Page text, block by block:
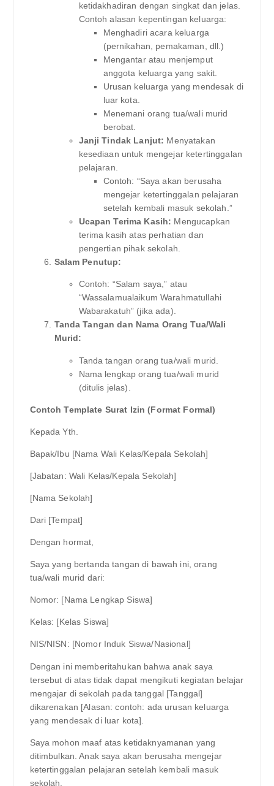
ketidakhadiran dengan singkat dan jelas.
Contoh alasan kepentingan keluarga:
Menghadiri acara keluarga
(pernikahan, pemakaman, dll.)
Mengantar atau menjemput
anggota keluarga yang sakit.
Urusan keluarga yang mendesak di
luar kota.
Menemani orang tua/wali murid
berobat.
Janji Tindak Lanjut: Menyatakan
kesediaan untuk mengejar ketertinggalan
pelajaran.
Contoh: “Saya akan berusaha
mengejar ketertinggalan pelajaran
setelah kembali masuk sekolah.”
Ucapan Terima Kasih: Mengucapkan
terima kasih atas perhatian dan
pengertian pihak sekolah.
Salam Penutup:
Contoh: “Salam saya,” atau
“Wassalamualaikum Warahmatullahi
Wabarakatuh” (jika ada).
Tanda Tangan dan Nama Orang Tua/Wali
Murid:
Tanda tangan orang tua/wali murid.
Nama lengkap orang tua/wali murid
(ditulis jelas).
Contoh Template Surat Izin (Format Formal)
Kepada Yth.
Bapak/Ibu [Nama Wali Kelas/Kepala Sekolah]
[Jabatan: Wali Kelas/Kepala Sekolah]
[Nama Sekolah]
Dari [Tempat]
Dengan hormat,
Saya yang bertanda tangan di bawah ini, orang
tua/wali murid dari:
Nomor: [Nama Lengkap Siswa]
Kelas: [Kelas Siswa]
NIS/NISN: [Nomor Induk Siswa/Nasional]
Dengan ini memberitahukan bahwa anak saya
tersebut di atas tidak dapat mengikuti kegiatan belajar
mengajar di sekolah pada tanggal [Tanggal]
dikarenakan [Alasan: contoh: ada urusan keluarga
yang mendesak di luar kota].
Saya mohon maaf atas ketidaknyamanan yang
ditimbulkan. Anak saya akan berusaha mengejar
ketertinggalan pelajaran setelah kembali masuk
sekolah.